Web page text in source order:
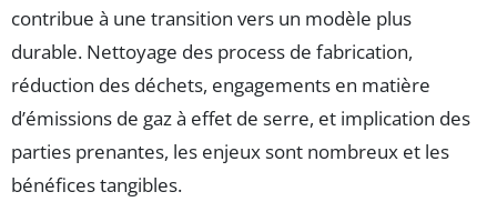
contribue à une transition vers un modèle plus
durable. Nettoyage des process de fabrication,
réduction des déchets, engagements en matière
d’émissions de gaz à effet de serre, et implication des
parties prenantes, les enjeux sont nombreux et les
bénéfices tangibles.